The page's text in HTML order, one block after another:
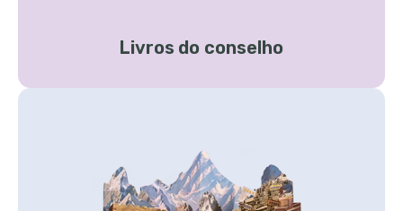
Livros do conselho